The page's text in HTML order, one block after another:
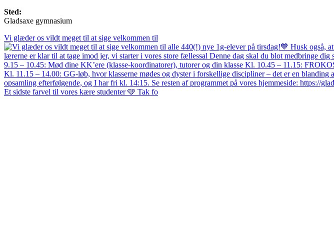
Sted:
Gladsaxe gymnasium
Vi glæder os vildt meget til at sige velkommen til
Et sidste farvel til vores kære studenter 🩵 Tak fo